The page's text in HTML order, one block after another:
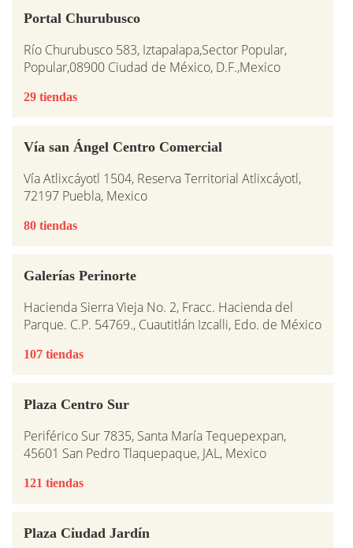
Portal Churubusco
Río Churubusco 583, Iztapalapa,Sector Popular,
Popular,08900 Ciudad de México, D.F.,Mexico
29 tiendas
Vía san Ángel Centro Comercial
Vía Atlixcáyotl 1504, Reserva Territorial Atlixcáyotl,
72197 Puebla, Mexico
80 tiendas
Galerías Perinorte
Hacienda Sierra Vieja No. 2, Fracc. Hacienda del
Parque. C.P. 54769., Cuautitlán Izcalli, Edo. de México
107 tiendas
Plaza Centro Sur
Periférico Sur 7835, Santa María Tequepexpan,
45601 San Pedro Tlaquepaque, JAL, Mexico
121 tiendas
Plaza Ciudad Jardín